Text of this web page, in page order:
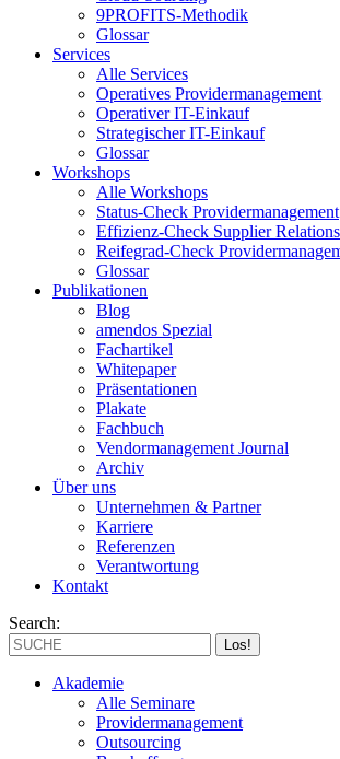
9PROFITS-Methodik
Glossar
Services
Alle Services
Operatives Providermanagement
Operativer IT-Einkauf
Strategischer IT-Einkauf
Glossar
Workshops
Alle Workshops
Status-Check Providermanagement
Effizienz-Check Supplier
Reifegrad-Check
Glossar
Publikationen
Blog
amendos Spezial
Fachartikel
Whitepaper
Präsentationen
Plakate
Fachbuch
Vendormanagement Journal
Archiv
Über uns
Unternehmen & Partner
Karriere
Referenzen
Verantwortung
Kontakt
Search:
Akademie
Alle Seminare
Providermanagement
Outsourcing